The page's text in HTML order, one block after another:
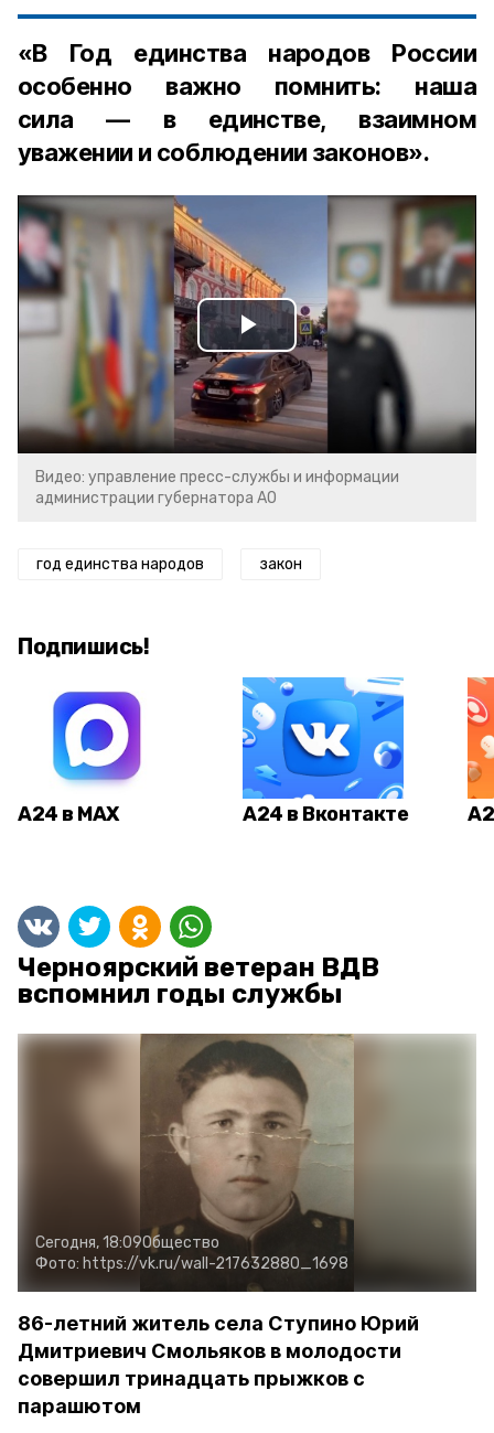
«В Год единства народов России
особенно важно помнить: наша
сила — в единстве, взаимном
уважении и соблюдении законов».
Play
Video
Видео: управление пресс-службы и информации
администрации губернатора АО
год единства народов закон
Подпишись!
А24 в MAX А24 в Вконтакте
Черноярский ветеран ВДВ
вспомнил годы службы
Сегодня, 18:09Общество
Фото: https://vk.ru/wall-217632880_1698
86-летний житель села Ступино Юрий
Дмитриевич Смольяков в молодости
совершил тринадцать прыжков с
парашютом